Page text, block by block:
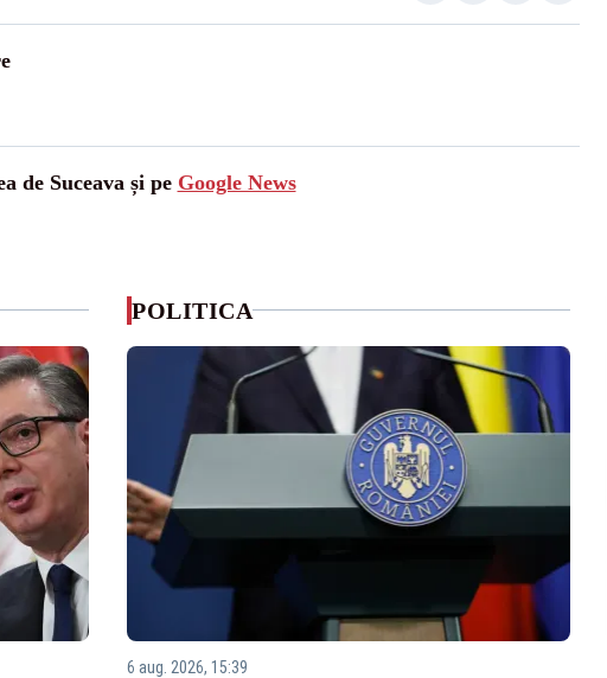
de Suceava și pe Google News
POLITICA
6 aug. 2026, 15:39